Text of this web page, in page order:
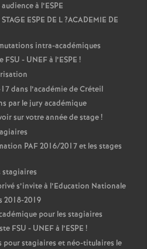
à l’ESPE
STAGE ESPE DE L?ACADEMIE DE
intra-académiques
FSU - UNEFà l’ESPE !
dans l’académie de Créteil
par le jury académique
sur votre année de stage!
PAF2016/2017 et les stages
s’invite à l’Education Nationale
2018-2019
pour les stagiaires
FSU - UNEFà l’ESPE !
pour stagiaires et néo-titulaires le